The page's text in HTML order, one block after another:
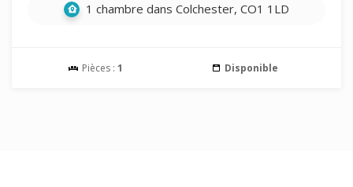
1 chambre dans Colchester, CO1 1LD
Pièces : 1 Disponible